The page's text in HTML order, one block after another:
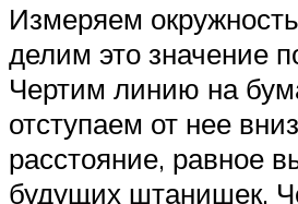
Измеряем
делим это значение
Чертим линию на
отступаем от нее
расстояние, равное
будущих штанишек.